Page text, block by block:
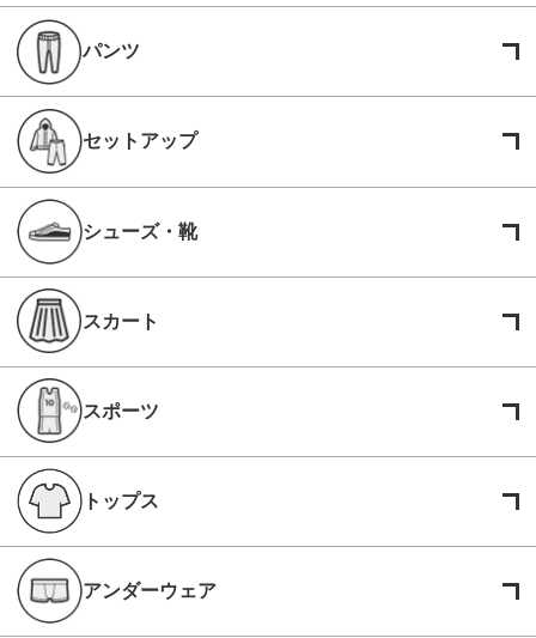
パンツ
セットアップ
シューズ・靴
スカート
スポーツ
トップス
アンダーウェア